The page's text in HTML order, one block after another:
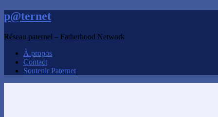
p@ternet
Réseau paternel – Fatherhood Network
À propos
Contact
Soutenir Paternet